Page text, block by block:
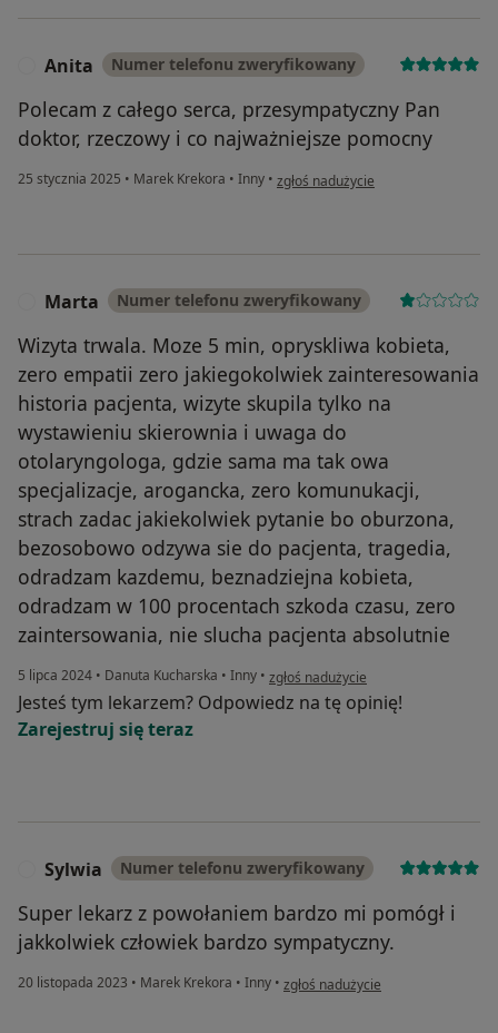
Anita Numer telefonu zweryfikowany
Polecam z całego serca, przesympatyczny Pan
doktor, rzeczowy i co najważniejsze pomocny
25 stycznia 2025 • Marek Krekora • Inny • w opinii użytkownika Anita
zgłoś nadużycie
Marta Numer telefonu zweryfikowany
Wizyta trwala. Moze 5 min, opryskliwa kobieta,
zero empatii zero jakiegokolwiek zainteresowania
historia pacjenta, wizyte skupila tylko na
wystawieniu skierownia i uwaga do
otolaryngologa, gdzie sama ma tak owa
specjalizacje, arogancka, zero komunukacji,
strach zadac jakiekolwiek pytanie bo oburzona,
bezosobowo odzywa sie do pacjenta, tragedia,
odradzam kazdemu, beznadziejna kobieta,
odradzam w 100 procentach szkoda czasu, zero
zaintersowania, nie slucha pacjenta absolutnie
5 lipca 2024 • Danuta Kucharska • Inny • w opinii użytkownika Marta
zgłoś nadużycie
Jesteś tym lekarzem? Odpowiedz na tę opinię!
Zarejestruj się teraz
Sylwia Numer telefonu zweryfikowany
Super lekarz z powołaniem bardzo mi pomógł i
jakkolwiek człowiek bardzo sympatyczny.
20 listopada 2023 • Marek Krekora • Inny • w opinii użytkownika Sylwia
zgłoś nadużycie